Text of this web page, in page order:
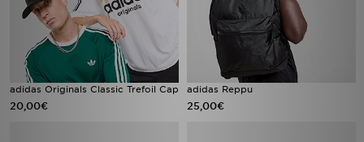
adidas Originals Classic Trefoil Cap
20,00€
adidas Reppu
25,00€